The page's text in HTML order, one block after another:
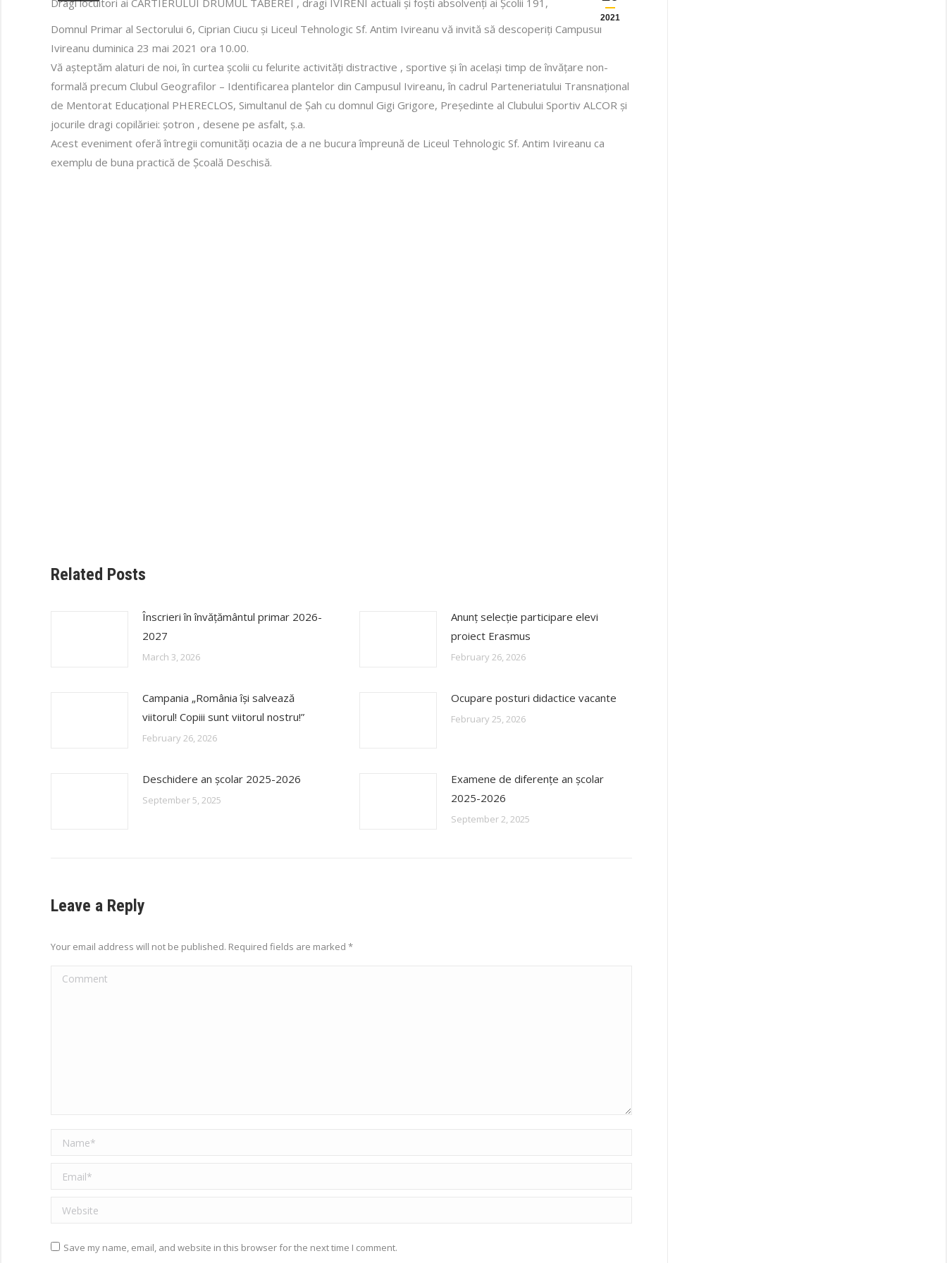
2021
Dragi locuitori ai CARTIERULUI DRUMUL TABEREI , dragi IVIRENI actuali și foști absolvenți ai Școlii 191,
Domnul Primar al Sectorului 6, Ciprian Ciucu și Liceul Tehnologic Sf. Antim Ivireanu vă invită să descoperiți Campusul
Ivireanu duminica 23 mai 2021 ora 10.00.
Vă așteptăm alaturi de noi, în curtea școlii cu felurite activități distractive , sportive și în același timp de învățare non-
formală precum Clubul Geografilor – Identificarea plantelor din Campusul Ivireanu, în cadrul Parteneriatului Transnațional
de Mentorat Educațional PHERECLOS, Simultanul de Șah cu domnul Gigi Grigore, Președinte al Clubului Sportiv ALCOR și
jocurile dragi copilăriei: șotron , desene pe asfalt, ș.a.
Acest eveniment oferă întregii comunități ocazia de a ne bucura împreună de Liceul Tehnologic Sf. Antim Ivireanu ca
exemplu de buna practică de Școală Deschisă.
Related Posts
Înscrieri în învățământul primar 2026-
2027
March 3, 2026
Anunț selecție participare elevi
proiect Erasmus
February 26, 2026
Campania „România își salvează
viitorul! Copiii sunt viitorul nostru!”
February 26, 2026
Ocupare posturi didactice vacante
February 25, 2026
Deschidere an școlar 2025-2026
September 5, 2025
Examene de diferențe an școlar
2025-2026
September 2, 2025
Leave a Reply
Your email address will not be published. Required fields are marked *
Comment
Name *
Email *
Website
Save my name, email, and website in this browser for the next time I comment.